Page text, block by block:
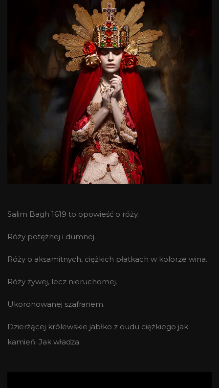
Salim Bagh 1619 to opowieść o róży.
Róży potężnej i dumnej.
Róży o aksamitnych, ciężkich płatkach w kolorze wina.
Róży żywej, lecz nieruchomej.
Ukoronowanej szafranem.
Dzierżącej królewskie jabłko z oudu ciężkiego jak
kamień. Jak władza.